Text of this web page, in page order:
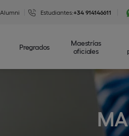
Alumni Estudiantes:+34 914146611
Pregrados
Maestrías
oficiales